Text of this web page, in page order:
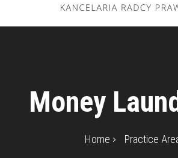
Money
Home Practice